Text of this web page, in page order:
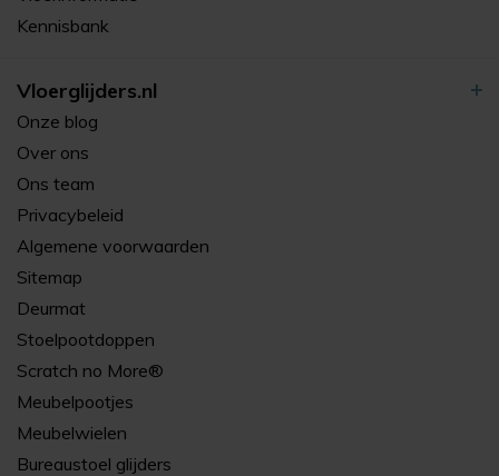
Kennisbank
Vloerglijders.nl
Onze blog
Over ons
Ons team
Privacybeleid
Algemene voorwaarden
Sitemap
Deurmat
Stoelpootdoppen
Scratch no More®
Meubelpootjes
Meubelwielen
Bureaustoel glijders